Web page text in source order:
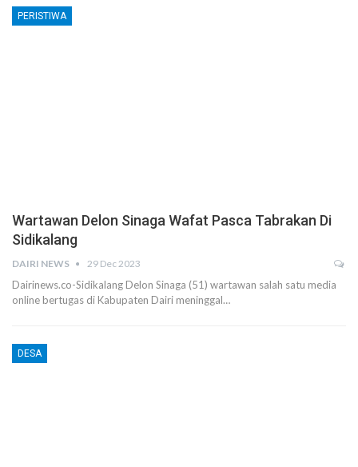
PERISTIWA
Wartawan Delon Sinaga Wafat Pasca Tabrakan Di
Sidikalang
DAIRI NEWS 29 Dec 2023
Dairinews.co-Sidikalang Delon Sinaga (51) wartawan salah satu media
online bertugas di Kabupaten Dairi meninggal…
DESA